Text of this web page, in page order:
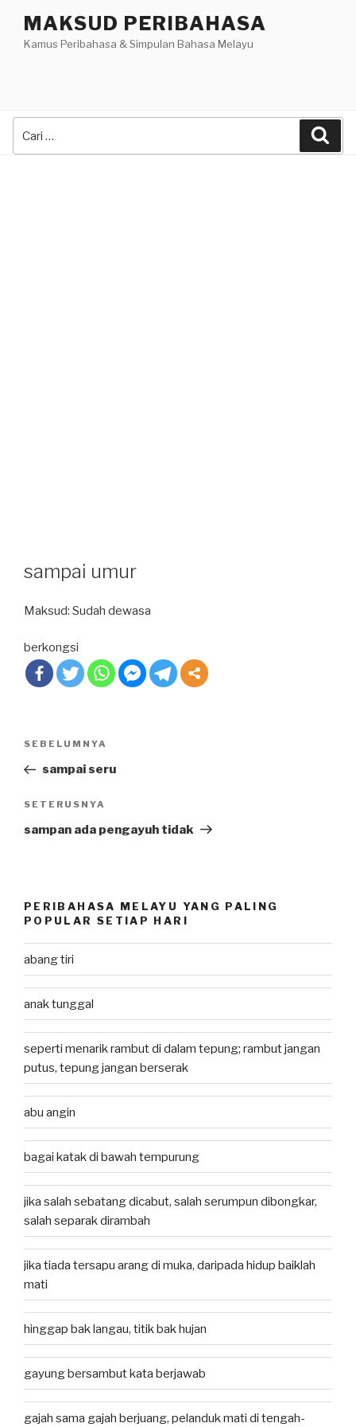
content
MAKSUD PERIBAHASA
Kamus Peribahasa & Simpulan Bahasa Melayu
sampai umur
Maksud: Sudah dewasa
berkongsi
Post
Previous
Post
SEBELUMNYA
sampai seru
Next
Post
SETERUSNYA
sampan ada pengayuh tidak
PERIBAHASA MELAYU YANG PALING
POPULAR SETIAP HARI
abang tiri
anak tunggal
seperti menarik rambut di dalam tepung; rambut jangan
putus, tepung jangan berserak
abu angin
bagai katak di bawah tempurung
jika salah sebatang dicabut, salah serumpun dibongkar,
salah separak dirambah
jika tiada tersapu arang di muka, daripada hidup baiklah
mati
hinggap bak langau, titik bak hujan
gayung bersambut kata berjawab
gajah sama gajah berjuang, pelanduk mati di tengah-